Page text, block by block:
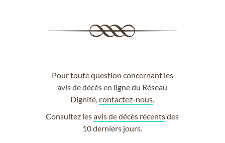
Pour toute question concernant les
avis de décès en ligne du Réseau
Dignité,contactez-nous
Consultez lesavis de décès récentsdes
10 derniers jours.